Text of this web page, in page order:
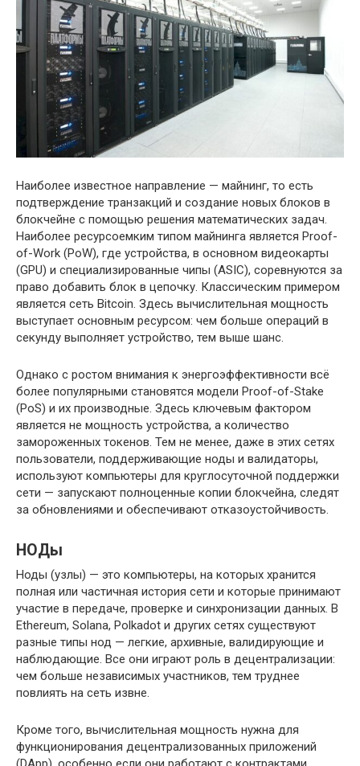
Наиболее известное направление — майнинг, то есть
подтверждение транзакций и создание новых блоков в
блокчейне с помощью решения математических задач.
Наиболее ресурсоемким типом майнинга является Proof-
of-Work (PoW), где устройства, в основном видеокарты
(GPU) и специализированные чипы (ASIC), соревнуются за
право добавить блок в цепочку. Классическим примером
является сеть Bitcoin. Здесь вычислительная мощность
выступает основным ресурсом: чем больше операций в
секунду выполняет устройство, тем выше шанс.
Однако с ростом внимания к энергоэффективности всё
более популярными становятся модели Proof-of-Stake
(PoS) и их производные. Здесь ключевым фактором
является не мощность устройства, а количество
замороженных токенов. Тем не менее, даже в этих сетях
пользователи, поддерживающие ноды и валидаторы,
используют компьютеры для круглосуточной поддержки
сети — запускают полноценные копии блокчейна, следят
за обновлениями и обеспечивают отказоустойчивость.
НОДы
Ноды (узлы) — это компьютеры, на которых хранится
полная или частичная история сети и которые принимают
участие в передаче, проверке и синхронизации данных. В
Ethereum, Solana, Polkadot и других сетях существуют
разные типы нод — легкие, архивные, валидирующие и
наблюдающие. Все они играют роль в децентрализации:
чем больше независимых участников, тем труднее
повлиять на сеть извне.
Кроме того, вычислительная мощность нужна для
функционирования децентрализованных приложений